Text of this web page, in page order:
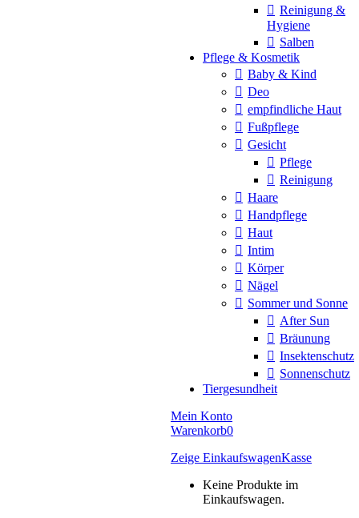
Reinigung &
Hygiene
Salben
Pflege & Kosmetik
Baby & Kind
Deo
empfindliche Haut
Fußpflege
Gesicht
Pflege
Reinigung
Haare
Handpflege
Haut
Intim
Körper
Nägel
Sommer und Sonne
After Sun
Bräunung
Insektenschutz
Sonnenschutz
Tiergesundheit
Mein Konto
Warenkorb0
Zeige EinkaufswagenKasse
Keine Produkte im
Einkaufswagen.